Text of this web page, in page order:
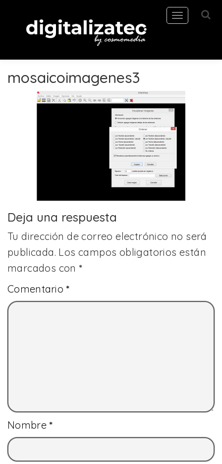
Toggle
navigation
mosaicoimagenes3
Deja una respuesta
Tu dirección de correo electrónico no será
publicada. Los campos obligatorios están
marcados con*
Comentario*
Nombre*